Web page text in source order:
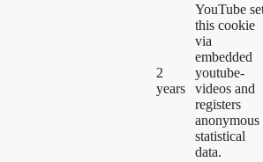
2
years
YouTube
this cookie
via
embedded
youtube-
videos and
registers
anonymous
statistical
data.